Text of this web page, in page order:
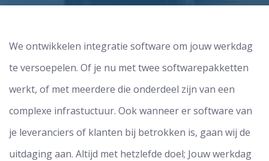
We ontwikkelen integratie software om jouw werkdag
te versoepelen. Of je nu met twee softwarepakketten
werkt, of met meerdere die onderdeel zijn van een
complexe infrastuctuur. Ook wanneer er software van
je leveranciers of klanten bij betrokken is, gaan wij de
uitdaging aan. Altijd met hetzlefde doel; Jouw werkdag